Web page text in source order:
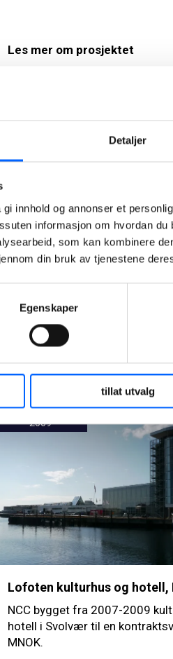
Detaljer
innhold og annonser et
informasjon om hvordan
som kan kombinere
din bruk av tjenestene
Egenskaper
tillat utvalg
Les mer om prosjektet
Ringeriksbadet, Hønefoss
Ringeriksbadet er et nytt
totalentreprenør for byggingen.
Les mer om prosjektet
2009
Lofoten kulturhus og hotell,
NCC bygget fra 2007-2009
hotell i Svolvær til en
MNOK.